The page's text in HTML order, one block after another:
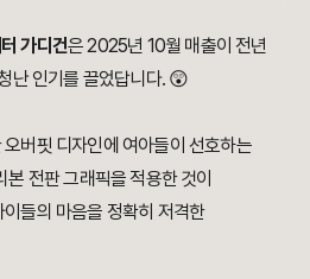
가디건은 2025년 10월 매출이 전년
난 인기를 끌었답니다. 😲
버핏 디자인에 여아들이 선호하는
전판 그래픽을 적용한 것이
들의 마음을 정확히 저격한